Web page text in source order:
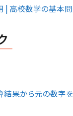
| 高校数学の基本
結果から元の数字